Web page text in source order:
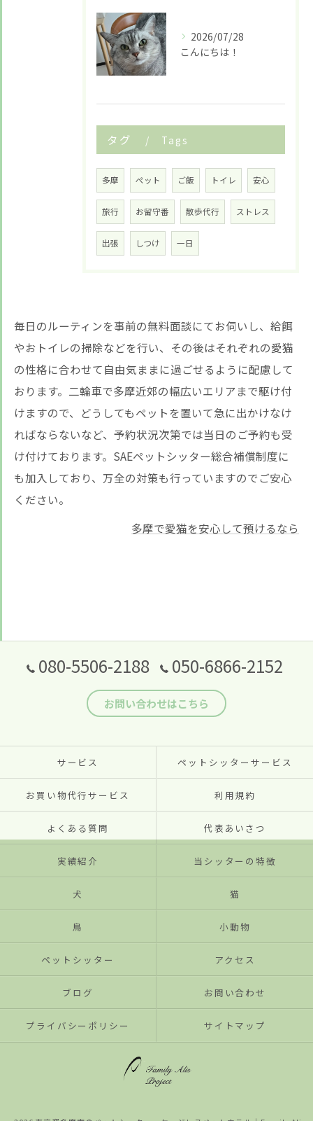
2026/07/28
こんにちは！
タグ Tags
多摩 ペット ご飯 トイレ 安心
旅行 お留守番 散歩代行 ストレス
出張 しつけ 一日
毎日のルーティンを事前の無料面談にてお伺いし、給餌
やおトイレの掃除などを行い、その後はそれぞれの愛猫
の性格に合わせて自由気ままに過ごせるように配慮して
おります。二輪車で多摩近郊の幅広いエリアまで駆け付
けますので、どうしてもペットを置いて急に出かけなけ
ればならないなど、予約状況次第では当日のご予約も受
け付けております。SAEペットシッター総合補償制度に
も加入しており、万全の対策も行っていますのでご安心
ください。
多摩で愛猫を安心して預けるなら
080-5506-2188 050-6866-2152
お問い合わせはこちら
サービス ペットシッターサービス
お買い物代行サービス 利用規約
よくある質問 代表あいさつ
実績紹介 当シッターの特徴
犬 猫
鳥 小動物
ペットシッター アクセス
ブログ お問い合わせ
プライバシーポリシー サイトマップ
お悩みですか？ LINEでお気軽に質問してください！
LINE友だち追加はこちら